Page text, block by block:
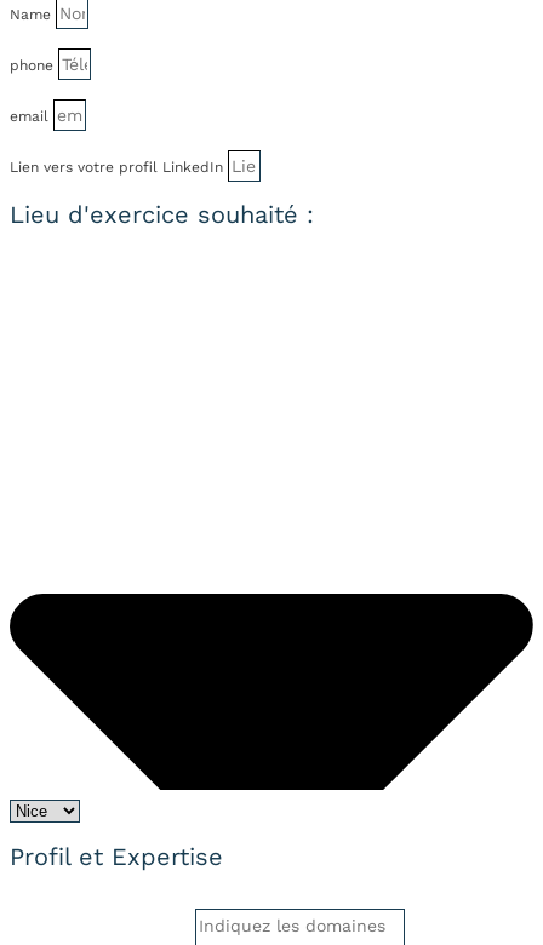
Name
phone
email
Lien vers votre profil LinkedIn
Lieu d'exercice souhaité :
Profil et Expertise